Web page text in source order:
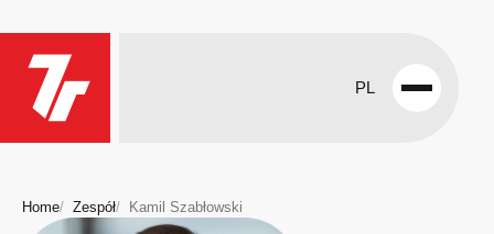
PL
Open
Home Zespół Kamil Szabłowski